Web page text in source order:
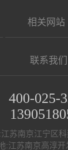
相关网站
联系我们
400-025-
苏南京江宁区
:江苏南京高淳